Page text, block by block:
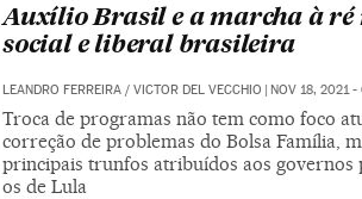
Auxílio Brasil e a marcha à
social e liberal brasileira
LEANDRO FERREIRA/ VICTOR DEL VECCHIO | NOV 18, 2021
Troca de programas não tem como foco
correção de problemas do Bolsa Família,
principais trunfos atribuídos aos governos
os de Lula